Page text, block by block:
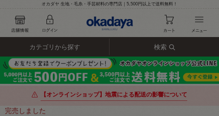
オカダヤ 生地・毛糸・手芸材料の専門店｜5,500円以上で送料無料！
カテゴリから探す 検索
【オンラインショップ】地震による配送の影響について
完売しました